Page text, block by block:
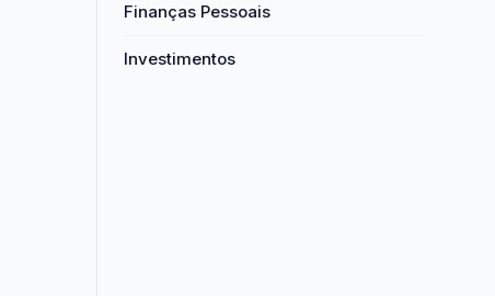
Finanças Pessoais
Investimentos